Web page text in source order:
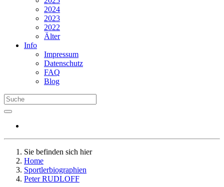
2024
2023
2022
Älter
Info
Impressum
Datenschutz
FAQ
Blog
Sie befinden sich hier
Home
Sportlerbiographien
Peter RUDLOFF